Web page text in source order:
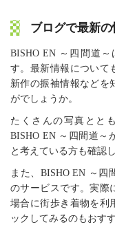
ブログで最新
BISHO EN ～四間道
す。最新情報について
新作の振袖情報などを
がでしょうか。
たくさんの写真とと
BISHO EN ～四間道～
と考えている方も確認
また、BISHO EN ～四
のサービスです。実際
場合に街歩き着物を利
ックしてみるのもおす